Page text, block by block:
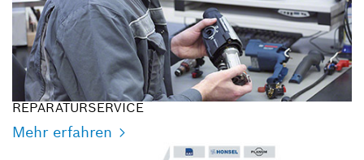
REPARATURSERVICE
Mehr erfahren